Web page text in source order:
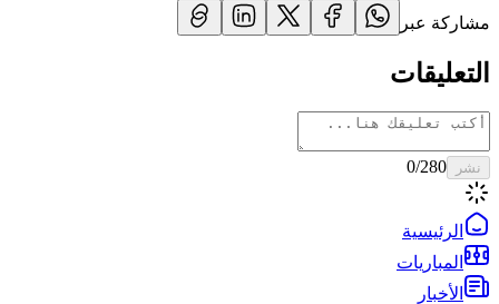
مشاركة عبر
التعليقات
نشر 0/280
الرئيسية
المباريات
الأخبار